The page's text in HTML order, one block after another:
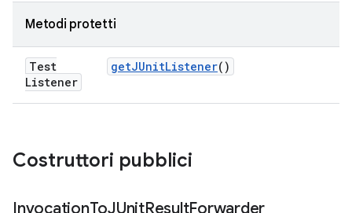
Metodi protetti
Test
Listener
getJUnitListener()
Costruttori pubblici
InvocationToJUnitResultForwarder